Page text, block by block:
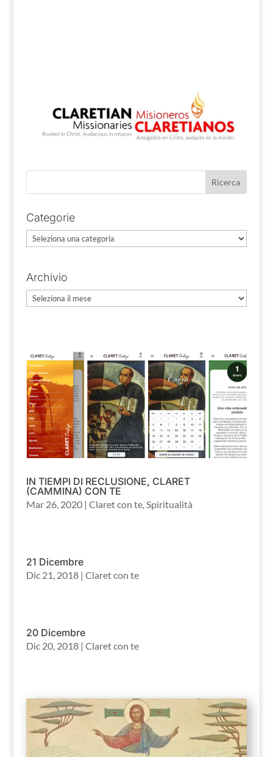
Categorie
Categorie
Archivio
Archivio
IN TIEMPI DI RECLUSIONE, CLARET
(CAMMINA) CON TE
Mar 26, 2020| Claret con te,Spiritualità
21 Dicembre
Dic 21, 2018| Claret con te
20 Dicembre
Dic 20, 2018| Claret con te